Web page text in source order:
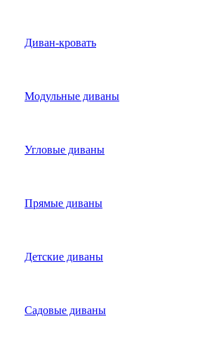
Диван-кровать
Модульные диваны
Угловые диваны
Прямые диваны
Детские диваны
Садовые диваны